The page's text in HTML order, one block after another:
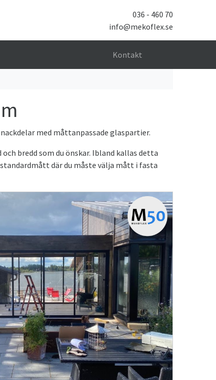
036 - 460 70
info@mekoflex.se
Kontakt
med måttanpassade glaspartier.
bredd som du önskar. Ibland kallas detta
där du måste välja mått i fasta